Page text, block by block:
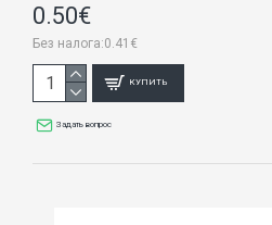
0.50€
Без налога:0.41€
КУПИТЬ
Задать вопрос